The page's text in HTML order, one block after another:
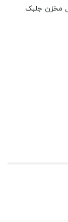
داخل مخزن جلبک